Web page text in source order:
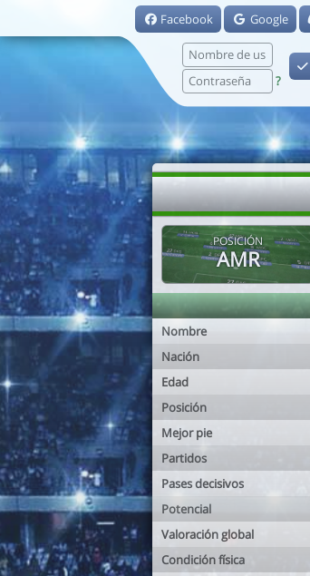
Facebook Google
?
POSICIÓN
AMR
Nombre
Nación
Edad
Posición
Mejor pie
Partidos
Pases decisivos
Potencial
Valoración global
Condición física